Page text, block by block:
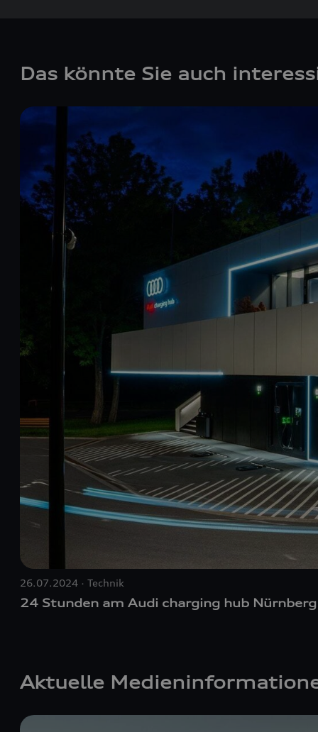
Das könnte Sie auch
26.07.2024 Technik
24 Stunden am Audi charging hub Nürnberg
Aktuelle